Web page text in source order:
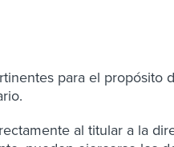
para el propósito
al titular a la